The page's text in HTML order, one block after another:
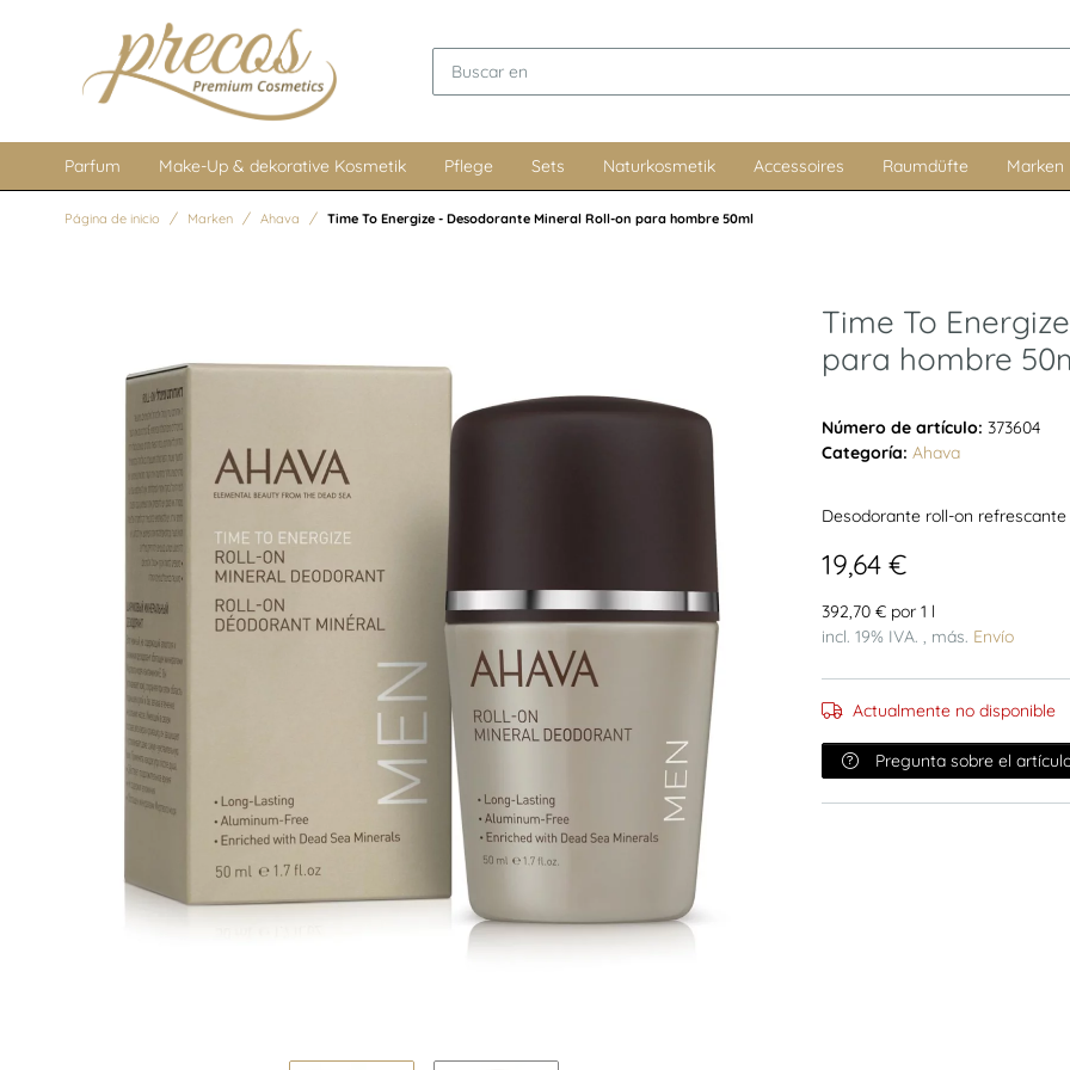
Parfum Make-Up & dekorative Kosmetik Pflege Sets Naturkosmetik Accessoires Raumdüfte Marken
Página de inicio Marken Ahava Time To Energize - Desodorante Mineral Roll-on para hombre 50ml
Time To
para hombre
Número de artículo: 373604
Categoría: Ahava
Desodorante roll-on refrescante
19,64 €
392,70 € por 1 l
incl. 19% IVA. , más. Envío
Actualmente no disponible
Pregunta sobre el